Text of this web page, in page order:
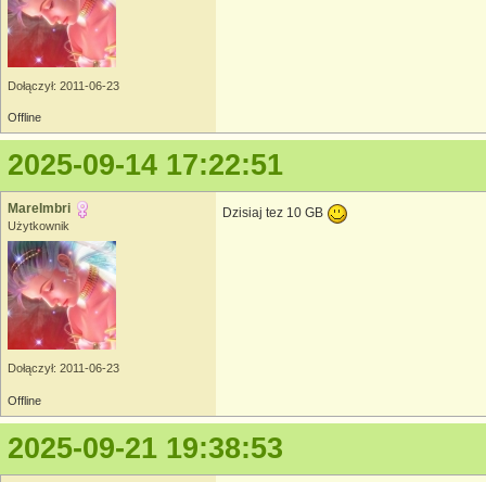
Dołączył: 2011-06-23
Offline
2025-09-14 17:22:51
MareImbri
Użytkownik
Dołączył: 2011-06-23
Dzisiaj tez 10 GB
Offline
2025-09-21 19:38:53